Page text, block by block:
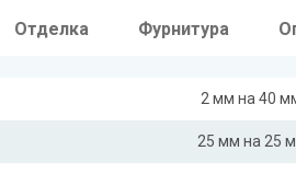
Отделка Фурнитура
2 мм на 40
25 мм на 25